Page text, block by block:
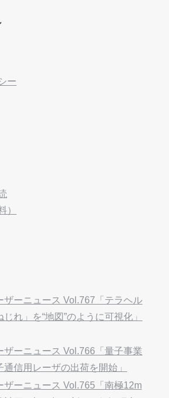
ー
）
ザーニュース Vol.767「テラヘル
れ」を“地図”のように可視化」
ザーニュース Vol.766「量子事業
信用レーザの出荷を開始」
ザーニュース Vol.765「南極12m